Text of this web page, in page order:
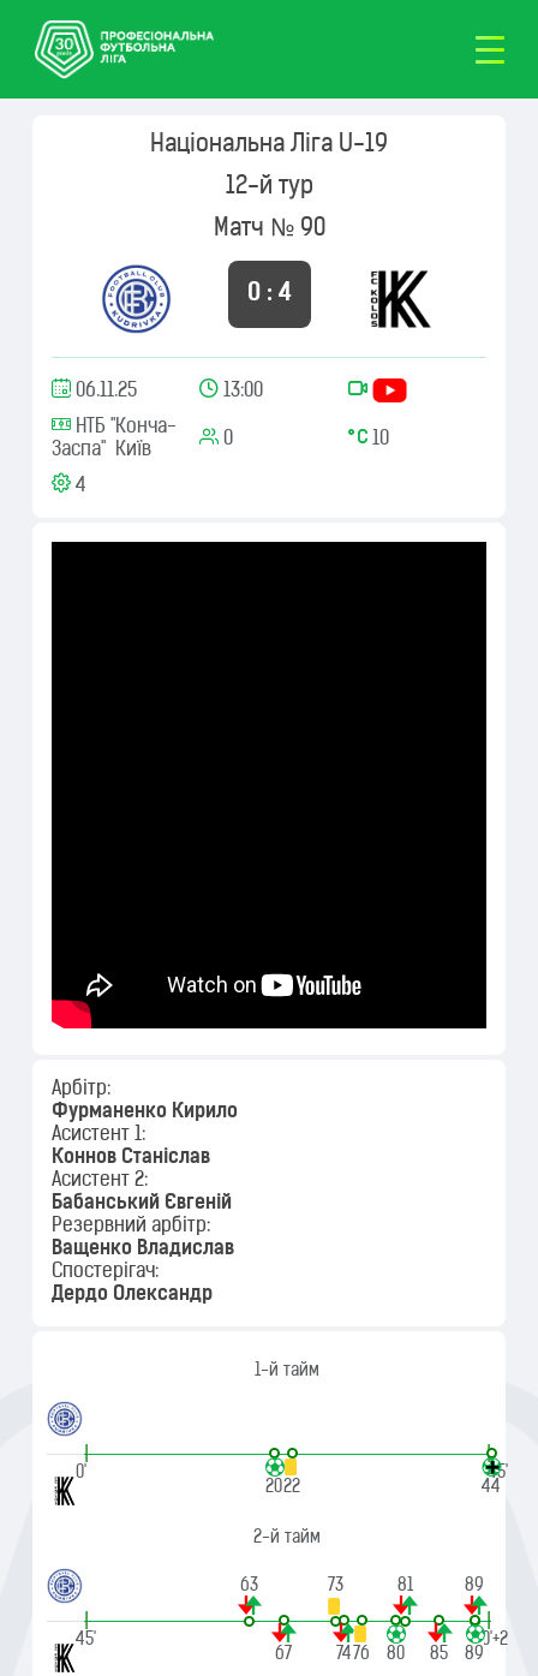
Національна Ліга U-19
12-й тур
Матч № 90
0 : 4
06.11.25
13:00
НТБ "Конча-
Заспа" Київ
0 10
4
Арбітр:
Фурманенко Кирило
Асистент 1:
Коннов Станіслав
Асистент 2:
Бабанський Євгеній
Резервний арбітр:
Ващенко Владислав
Спостерігач:
Дердо Олександр
1-й тайм
|
0'
2022 44
|
45'
2-й тайм
63 73 81 89
|
45'
67
74 76 80 85 89
|
90'+2